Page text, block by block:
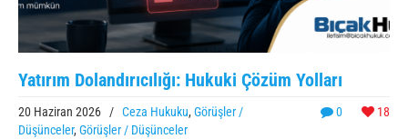
Yatırım Dolandırıcılığı: Hukuki Çözüm Yolları
0 18
20 Haziran 2026 / Ceza Hukuku, Görüşler /
Düşünceler, Görüşler / Düşünceler